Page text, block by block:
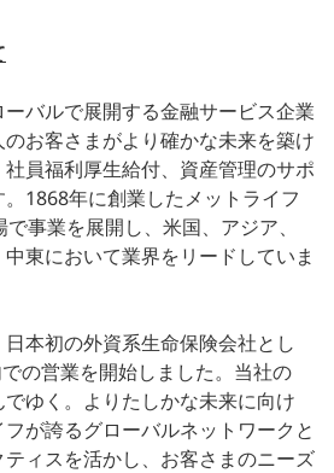
バルで展開する金融サービス企業
お客さまがより確かな未来を築け
員福利厚生給付、資産管理のサポ
1868年に創業したメットライフ
事業を展開し、米国、アジア、
東において業界をリードしていま
本初の外資系生命保険会社とし
の営業を開始しました。当社の
ゆく。よりたしかな未来に向け
が誇るグローバルネットワークと
ィスを活かし、お客さまのニーズ